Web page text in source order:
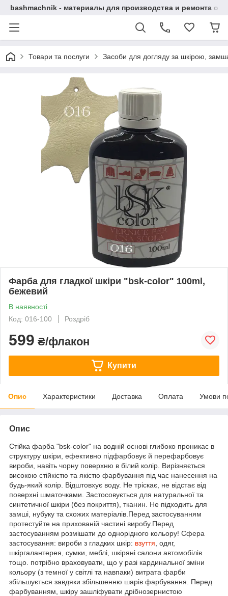
bashmachnik - материалы для производства и ремонта
Товари та послуги Засоби для догляду за шкірою,
Фарба для гладкої шкіри "bsk-color" 100ml,
бежевий
В наявності
Код: 016-100
Роздріб
599 ₴/флакон
Купити
Опис Характеристики Доставка Оплата Умови
Опис
Стійка фарба "bsk-color" на водній основі глибоко проникає в
структуру шкіри, ефективно підфарбовує й перефарбовує
вироби, навіть чорну поверхню в білий колір. Вирізняється
високою стійкістю та якістю фарбування під час нанесення на
будь-який колір. Відштовхує воду. Не тріскає, не відстає від
поверхні шматочками. Застосовується для натуральної та
синтетичної шкіри (без покриття), тканин. Не підходить для
замші, нубуку та схожих матеріалів.Перед застосуванням
протестуйте на прихованій частині виробу.Перед
застосуванням розмішати до однорідного кольору! Сфера
застосування: вироби з гладких шкір: взуття , одяг,
шкіргалантерея, сумки, меблі, шкіряні салони автомобілів
тощо. потрібно враховувати, що у разі кардинальної зміни
кольору (з темної у світлі та навпаки) витрата фарби
збільшується завдяки збільшенню шарів фарбування. Перед
фарбуванням, шкіру зашліфувати дрібнозернистою